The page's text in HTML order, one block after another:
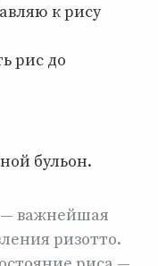
к рису
рис до
бульон.
важнейшая
ризотто.